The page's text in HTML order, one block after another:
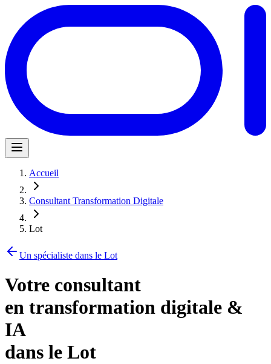
Accueil
Consultant Transformation Digitale
Lot
Un spécialiste dans le Lot
Votre consultant
en transformation digitale &
IA
dans le Lot